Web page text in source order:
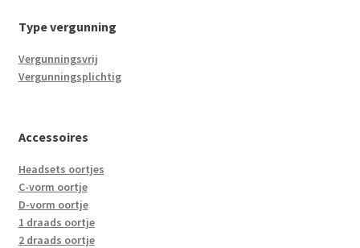
Type vergunning
Vergunningsvrij
Vergunningsplichtig
Accessoires
Headsets oortjes
C-vorm oortje
D-vorm oortje
1 draads oortje
2 draads oortje